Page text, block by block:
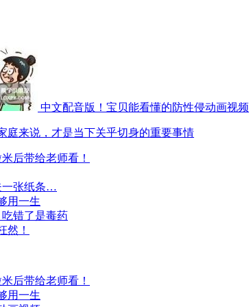
中文配音版！宝贝能看懂的防性侵动画视频
庭来说，才是当下关乎切身的重要事情
后带给老师看！
一张纸条…
用一生
错了是毒药
然！
后带给老师看！
用一生